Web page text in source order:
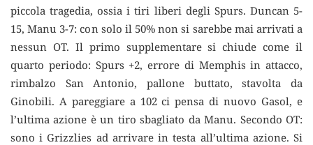
piccola tragedia, ossia i tiri liberi degli Spurs. Duncan 5-
15, Manu 3-7: con solo il 50% non si sarebbe mai arrivati a
nessun OT. Il primo supplementare si chiude come il
quarto periodo: Spurs +2, errore di Memphis in attacco,
rimbalzo San Antonio, pallone buttato, stavolta da
Ginobili. A pareggiare a 102 ci pensa di nuovo Gasol, e
l’ultima azione è un tiro sbagliato da Manu. Secondo OT:
sono i Grizzlies ad arrivare in testa all’ultima azione. Si